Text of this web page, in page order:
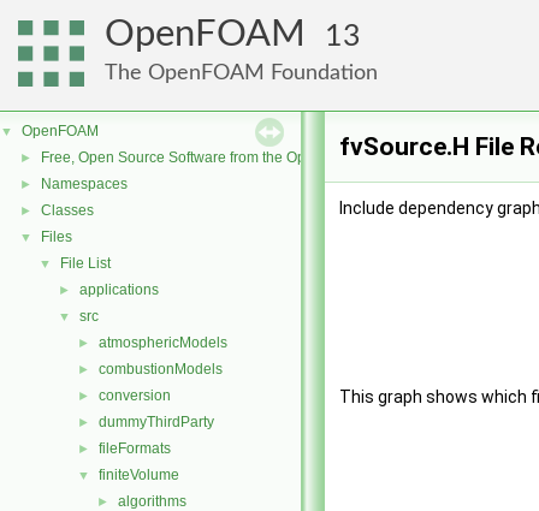
OpenFOAM 13
The OpenFOAM Foundation
▼ OpenFOAM
► Free, Open Source Software from the OpenFOAM Foundation
► Namespaces
► Classes
▼ Files
▼ File List
► applications
▼ src
► atmosphericModels
► combustionModels
► conversion
► dummyThirdParty
► fileFormats
▼ finiteVolume
► algorithms
fvSource.H File
Include dependency
This graph shows which